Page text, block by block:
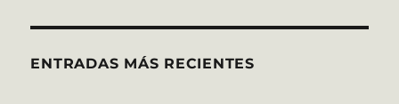
ENTRADAS MÁS RECIENTES